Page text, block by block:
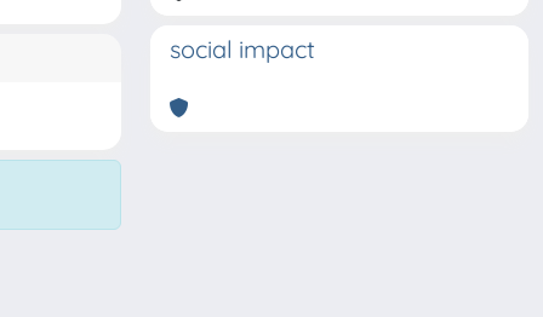
social impact